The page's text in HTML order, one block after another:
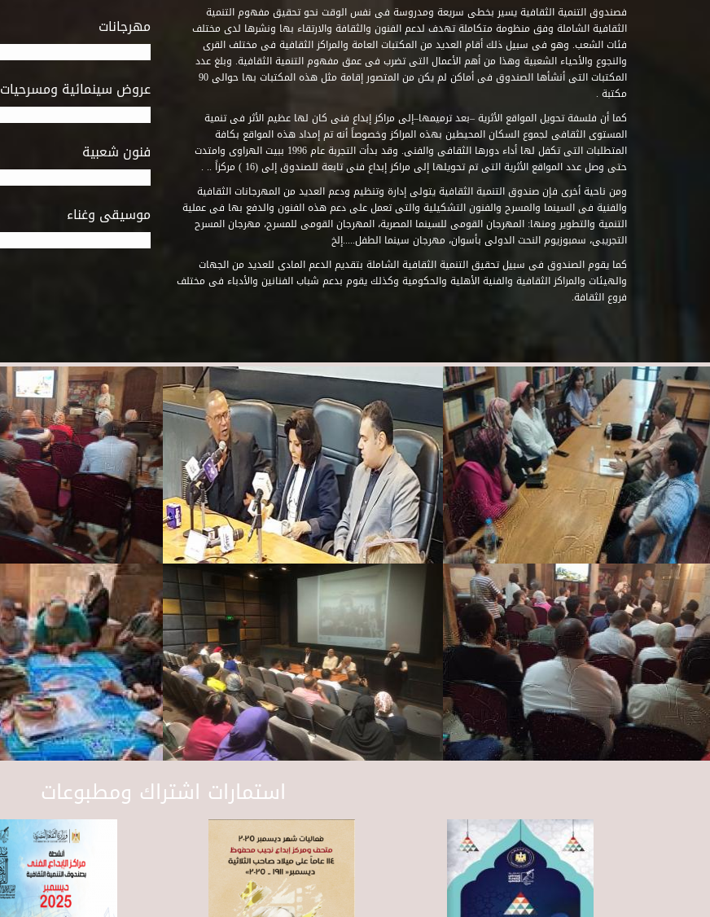
مهرجانات
عروض سينمائية ومسرحيات
فنون شعبية
موسيقى وغناء
فصندوق التنمية الثقافية يسير بخطى سريعة ومدروسة فى نفس الوقت نحو تحقيق مفهوم التنمية
الثقافية الشاملة وفق منظومة متكاملة تهدف لدعم الفنون والثقافة والارتقاء بها ونشرها لدى مختلف
فئات الشعب. وهو فى سبيل ذلك أقام العديد من المكتبات العامة والمراكز الثقافية فى مختلف القرى
والنجوع والأحياء الشعبية وهذا من أهم الأعمال التى تضرب فى عمق مفهوم التنمية الثقافية. وبلغ عدد
المكتبات التى أنشأها الصندوق فى أماكن لم يكن من المتصور إقامة مثل هذه المكتبات بها حوالى 90
مكتبة .
كما أن فلسفة تحويل المواقع الأثرية –بعد ترميمها–إلى مراكز إبداع فنى كان لها عظيم الأثر فى تنمية
المستوى الثقافى لجموع السكان المحيطين بهذه المراكز وخصوصاً أنه تم إمداد هذه المواقع بكافة
المتطلبات التى تكفل لها أداء دورها الثقافى والفنى. وقد بدأت التجربة عام 1996 ببيت الهراوى وامتدت
حتى وصل عدد المواقع الأثرية التى تم تحويلها إلى مراكز إبداع فنى تابعة للصندوق إلى (16 ) مركزاً .. .
ومن ناحية أخرى فإن صندوق التنمية الثقافية يتولى إدارة وتنظيم ودعم العديد من المهرجانات الثقافية
والفنية فى السينما والمسرح والفنون التشكيلية والتى تعمل على دعم هذه الفنون والدفع بها فى عملية
التنمية والتطوير ومنها: المهرجان القومى للسينما المصرية، المهرجان القومى للمسرح، مهرجان المسرح
التجريبى، سمبوزيوم النحت الدولى بأسوان، مهرجان سينما الطفل.....إلخ
كما يقوم الصندوق فى سبيل تحقيق التنمية الثقافية الشاملة بتقديم الدعم المادى للعديد من الجهات
والهيئات والمراكز الثقافية والفنية الأهلية والحكومية وكذلك يقوم بدعم شباب الفنانين والأدباء فى مختلف
فروع الثقافة.
استمارات اشتراك ومطبوعات